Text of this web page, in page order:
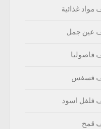
مواد غذائية
عين جمل
فاصوليا
فسفس
فلفل اسود
قمح